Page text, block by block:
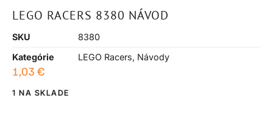
LEGO RACERS 8380 NÁVOD
SKU
8380
Kategórie
LEGO Racers, Návody
1,03 €
1 NA SKLADE